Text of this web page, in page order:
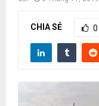
CHIA SẺ 0